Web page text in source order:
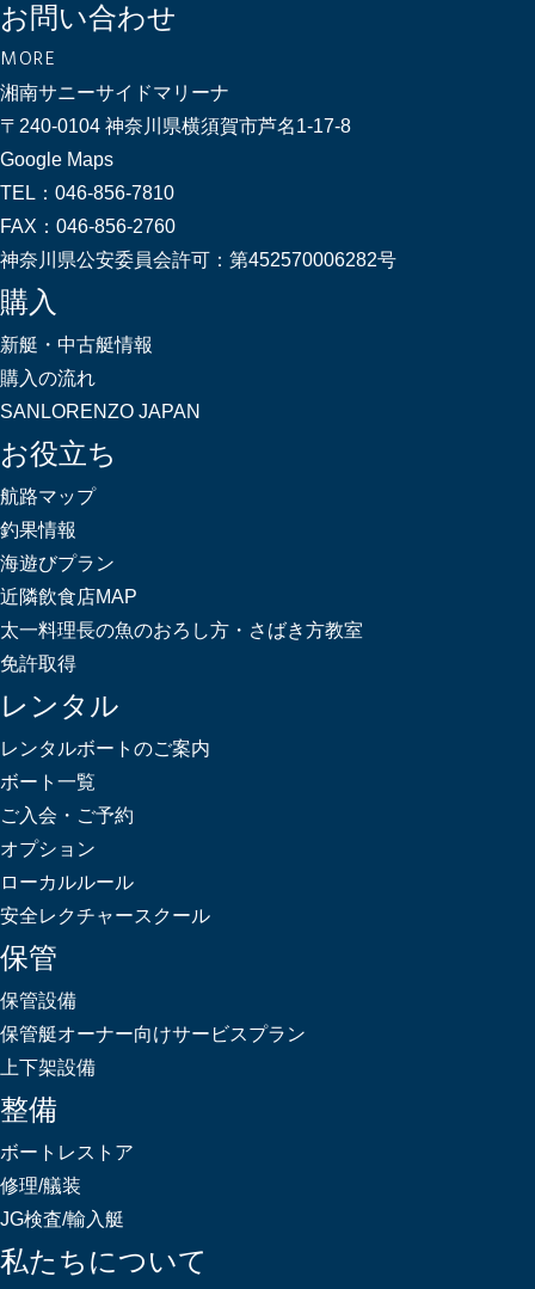
お問い合わせ
MORE
湘南サニーサイドマリーナ
〒240-0104 神奈川県横須賀市芦名1-17-8
Google Maps
TEL： 046-856-7810
FAX： 046-856-2760
神奈川県公安委員会許可： 第452570006282号
購入
新艇・中古艇情報
購入の流れ
SANLORENZO JAPAN
お役立ち
航路マップ
釣果情報
海遊びプラン
近隣飲食店MAP
太一料理長の魚のおろし方・さばき方教室
免許取得
レンタル
レンタルボートのご案内
ボート一覧
ご入会・ご予約
オプション
ローカルルール
安全レクチャースクール
保管
保管設備
保管艇オーナー向けサービスプラン
上下架設備
整備
ボートレストア
修理/艤装
JG検査/輸入艇
私たちについて